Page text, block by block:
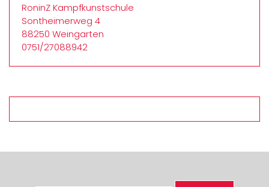
RoninZ Kampfkunstschule
Sontheimerweg 4
88250 Weingarten
0751/27088942